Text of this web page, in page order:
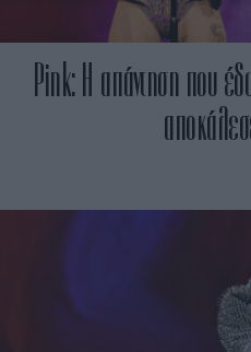
Pink: Η απάντηση που